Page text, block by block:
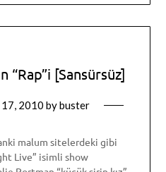
“Rap”i [Sansürsüz]
2010 bybuster
malum sitelerdeki gibi
Live” isimli show